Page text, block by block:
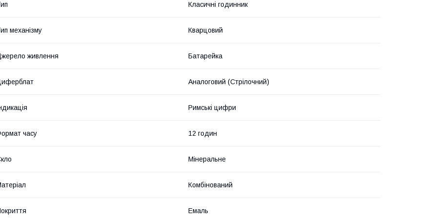
Класичні годинник
механізму Кварцовий
живлення Батарейка
Аналоговий (Стрілочний)
Римські цифри
часу 12 годин
Мінеральне
Комбінований
Емаль